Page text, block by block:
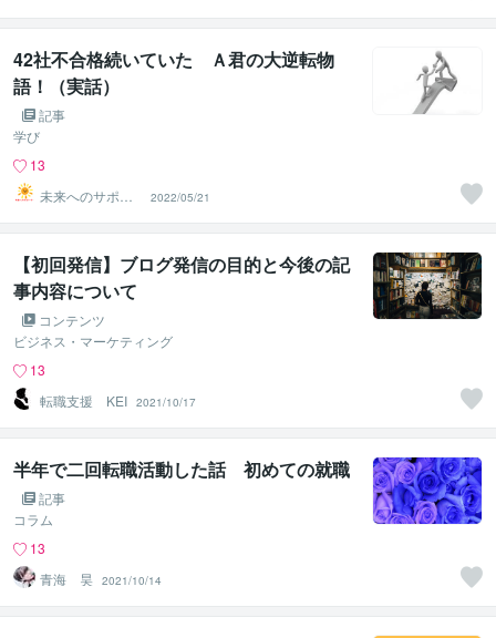
イターmanabu
42社不合格続いていた Ａ君の大逆転物
語！（実話）
記事
学び
13
未来へのサポー
ター
2022/05/21
【初回発信】ブログ発信の目的と今後の記
事内容について
コンテンツ
ビジネス・マーケティング
13
転職支援 KEI 2021/10/17
半年で二回転職活動した話 初めての就職
記事
コラム
13
青海 昊 2021/10/14